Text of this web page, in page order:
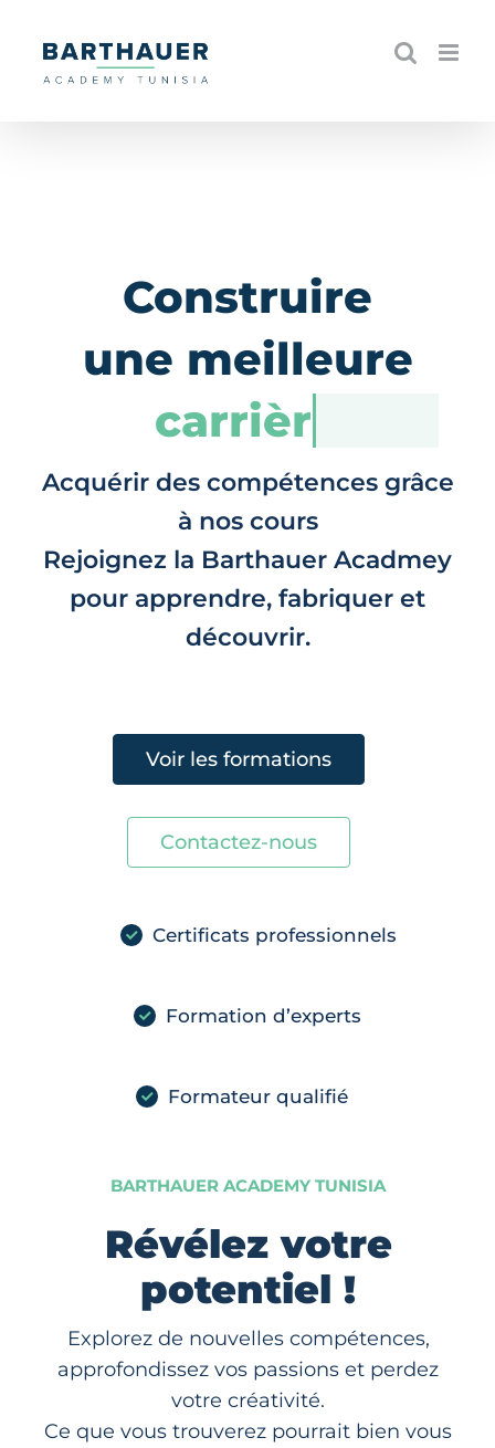
content
Construire
une meilleure
carrière
Acquérir des compétences grâce
à nos cours
Rejoignez la Barthauer Acadmey
pour apprendre, fabriquer et
découvrir.
Voir les formations
Contactez-nous
Certificats professionnels
Formation d’experts
Formateur qualifié
BARTHAUER ACADEMY TUNISIA
Révélez votre
potentiel !
Explorez de nouvelles compétences,
approfondissez vos passions et perdez
votre créativité.
Ce que vous trouverez pourrait bien vous